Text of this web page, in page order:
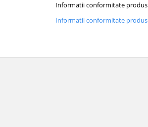
Informatii conformitate produs
Informatii conformitate produs